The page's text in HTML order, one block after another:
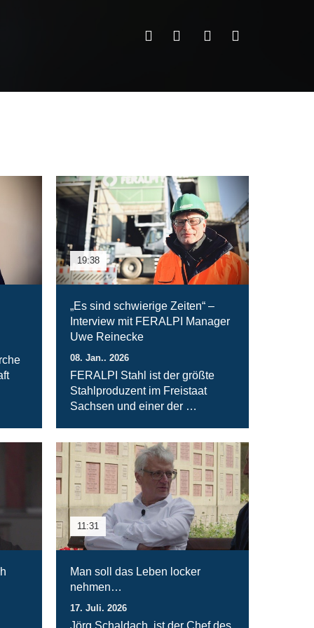
19:38
„Es sind schwierige Zeiten“ –
Interview mit FERALPI Manager
Uwe Reinecke
08. Jan.. 2026
FERALPI Stahl ist der größte
Stahlproduzent im Freistaat
Sachsen und einer der …
11:31
Man soll das Leben locker
nehmen…
17. Juli. 2026
Jörg Schaldach, ist der Chef des